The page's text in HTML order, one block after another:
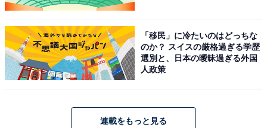
「移民」に冷たいのはどっちな
のか？ スイスの厳格過ぎる学歴
選別と、日本の曖昧過ぎる外国
人政策
連載をもっと見る